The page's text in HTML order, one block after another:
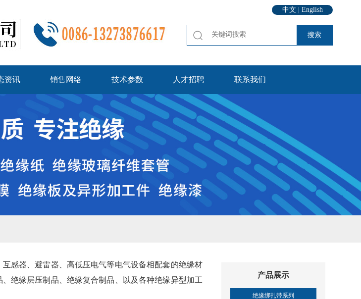
中文 English
资讯 销售网络 技术参数 人才招聘 联系我们
产品展示
绝缘绑扎带系列
感器、避雷器、高低压电气等电气设备相配套的绝缘材
绝缘层压制品、绝缘复合制品、以及各种绝缘异型加工